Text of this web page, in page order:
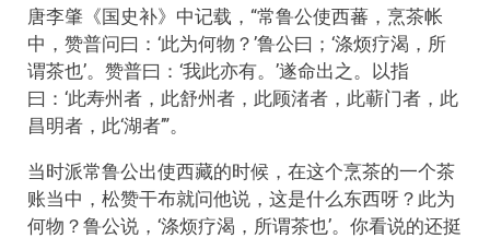
唐李肇《国史补》中记载，“常鲁公使西蕃，烹茶帐
中，赞普问曰：‘此为何物？’鲁公曰；‘涤烦疗渴，所
谓茶也’。赞普曰：‘我此亦有。’遂命出之。以指
曰：‘此寿州者，此舒州者，此顾渚者，此蕲门者，此
昌明者，此‘湖者’”。
当时派常鲁公出使西藏的时候，在这个烹茶的一个茶
账当中，松赞干布就问他说，这是什么东西呀？此为
何物？鲁公说，‘涤烦疗渴，所谓茶也’。你看说的还挺